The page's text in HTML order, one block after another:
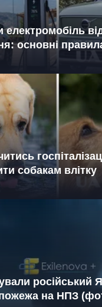
електромобіль
основні
собакам влітку
російський
на НПЗ